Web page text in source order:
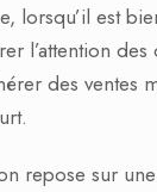
lorsqu’il est
l’attention
des ventes
repose sur